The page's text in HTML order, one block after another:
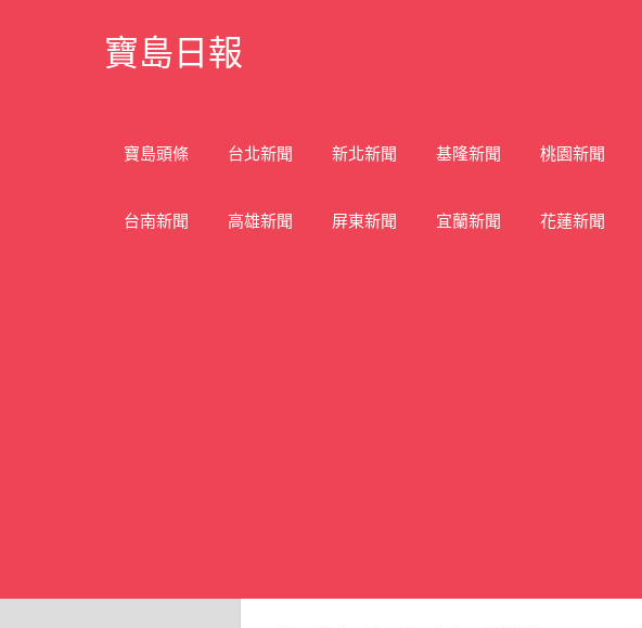
寶島日報
寶島頭條 台北新聞 新北新聞 基隆新聞 桃園新聞
台南新聞 高雄新聞 屏東新聞 宜蘭新聞 花蓮新聞